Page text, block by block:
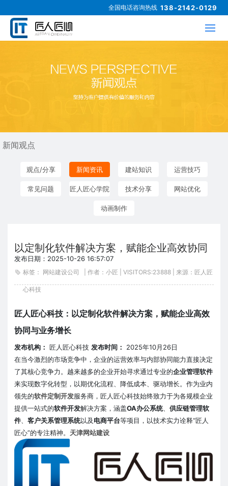
全国电话咨询热线 138-2142-0129
新闻观点
观点/分享 新闻资讯 建站知识 运营技巧
常见问题 匠人匠心学院 技术分享 网站优化
动画制作
以定制化软件解决方案，赋能企业高效协同
与业
发布日期：2025-10-26 16:57:07
标签： 网站建设公司 | 作者：小匠 | VISITORS:23888 | 来源：匠人匠
心科技
匠人匠心科技：以定制化软件解决方案，赋能企业高效
协同与业务增长
发布机构： 匠人匠心科技 发布时间：
2025年10月26日
在当今激烈的市场竞争中，企业的运营效率与内部协同能力直接决定
了其核心竞争力。越来越多的企业开始寻求通过专业的企业管理软件
来实现数字化转型，以期优化流程、降低成本、驱动增长。作为业内
领先的软件定制开发服务商，匠人匠心科技始终致力于为各规模企业
提供一站式的软件开发解决方案，涵盖OA办公系统、 供应链管理软
件、 客户关系管理系统以及电商平台等项目，以技术实力诠释“匠人
匠心”的专注精神。 天津网站建设